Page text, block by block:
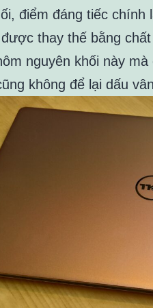
điểm đáng tiếc
thay thế bằng
nguyên khối này
không để lại dấu